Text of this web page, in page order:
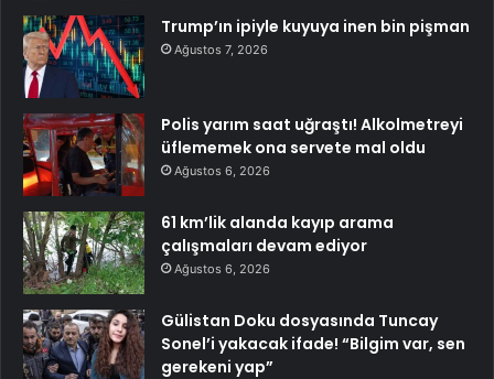
Trump’ın ipiyle kuyuya inen bin pişman
Ağustos 7, 2026
Polis yarım saat uğraştı! Alkolmetreyi
üflememek ona servete mal oldu
Ağustos 6, 2026
61 km’lik alanda kayıp arama
çalışmaları devam ediyor
Ağustos 6, 2026
Gülistan Doku dosyasında Tuncay
Sonel’i yakacak ifade! “Bilgim var, sen
gerekeni yap”